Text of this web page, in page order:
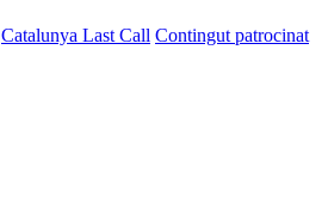
Catalunya Last Call Contingut patrocinat